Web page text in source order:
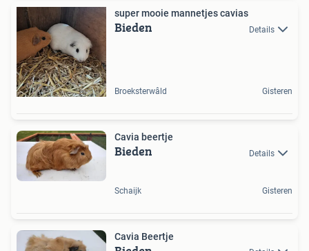
super mooie mannetjes cavias
Bieden Details
Broeksterwâld Gisteren
Cavia beertje
Bieden Details
Schaijk Gisteren
Cavia Beertje